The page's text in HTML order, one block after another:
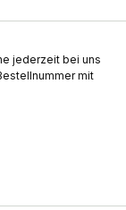
jederzeit bei uns
mit